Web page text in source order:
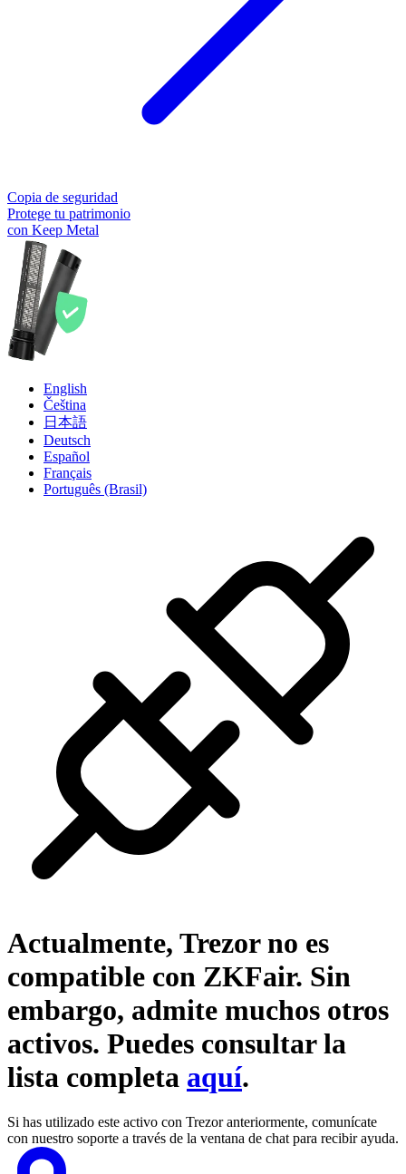
Copia de seguridad
Protege tu patrimonio
con Keep Metal
English
Čeština
日本語
Deutsch
Español
Français
Português (Brasil)
Actualmente, Trezor no es
compatible con ZKFair. Sin
embargo, admite muchos otros
activos. Puedes consultar la
lista completa aquí.
Si has utilizado este activo con Trezor anteriormente, comunícate
con nuestro soporte a través de la ventana de chat para recibir ayuda.